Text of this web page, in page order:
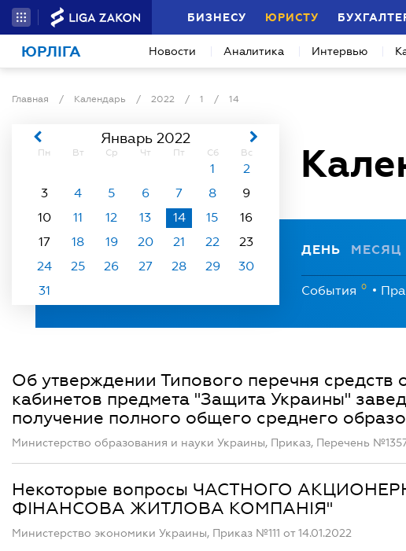
БИЗНЕСУ ЮРИСТУ
ЮРЛІГА Новости Аналитика Интервью
Главная / Календарь / 2022 / 1 / 14
Январь 2022
Пн Вт Ср Чт Пт Сб Вс
1
2
3
4 5 6 7 8
9
10
11 12 13 14 15
16
17
18 19 20 21 22
23
24
25 26 27 28 29
30
31
ДЕНЬ МЕСЯЦ
События 0
Об утверждении Типового перечня средств
кабинетов предмета "Защита Украины"
получение полного общего среднего
Министерство образования и науки Украины, Приказ, Перечень №1357
Некоторые вопросы ЧАСТНОГО
ФІНАНСОВА ЖИТЛОВА КОМПАНІЯ"
Министерство экономики Украины, Приказ №111 от 14.01.2022